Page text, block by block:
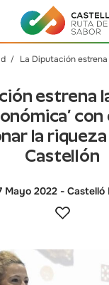
La Diputación
estrena
con
la
Castellón
Mayo 2022 - Castelló